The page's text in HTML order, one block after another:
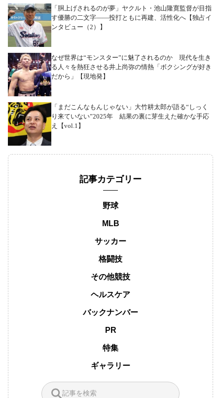
「胴上げされるのが夢」ヤクルト・池山隆寛監督が目指
す優勝の二文字――投打ともに再建、活性化へ【独占イ
ンタビュー（2）】
なぜ世界は“モンスター”に魅了されるのか 現代を生き
る人々を熱狂させる井上尚弥の情熱「ボクシングが好き
だから」【現地発】
「まだこんなもんじゃない」大竹耕太郎が語る“しっく
り来ていない”2025年 結果の裏に芽生えた確かな手応
え【vol.1】
記事カテゴリー
野球
MLB
サッカー
格闘技
その他競技
ヘルスケア
バックナンバー
PR
特集
ギャラリー